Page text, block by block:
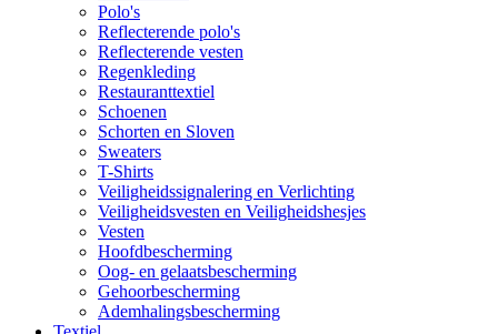
Polo's
Reflecterende polo's
Reflecterende vesten
Regenkleding
Restauranttextiel
Schoenen
Schorten en Sloven
Sweaters
T-Shirts
Veiligheidssignalering en Verlichting
Veiligheidsvesten en Veiligheidshesjes
Vesten
Hoofdbescherming
Oog- en gelaatsbescherming
Gehoorbescherming
Ademhalingsbescherming